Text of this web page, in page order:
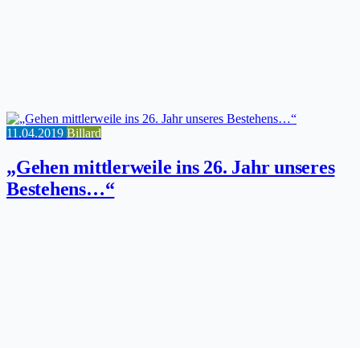
11.04.2019 Billard
„Gehen mittlerweile ins 26. Jahr unseres
Bestehens…“